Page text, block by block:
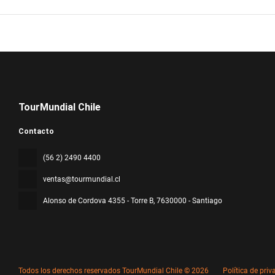
TourMundial Chile
Contacto
(56 2) 2490 4400
ventas@tourmundial.cl
Alonso de Cordova 4355 - Torre B, 7630000 - Santiago
Todos los derechos reservados TourMundial Chile © 2026 Política de